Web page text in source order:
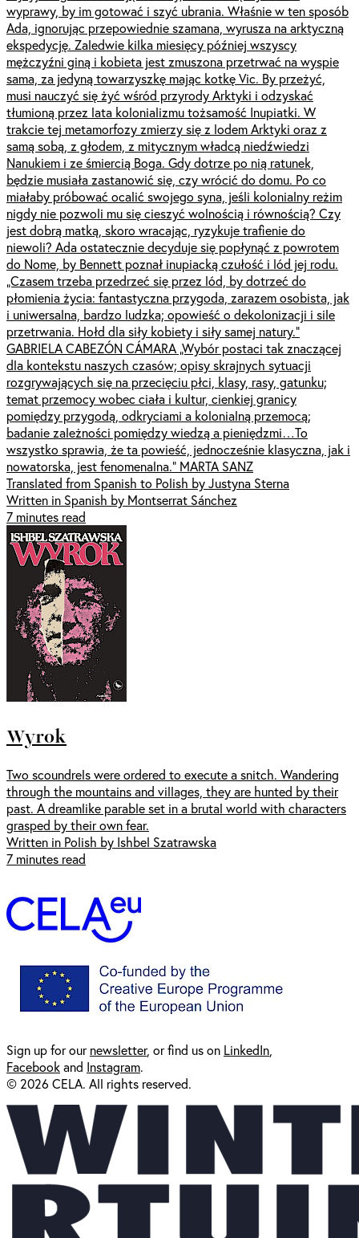
wyprawy, by im gotować i szyć ubrania. Właśnie w ten sposób
Ada, ignorując przepowiednie szamana, wyrusza na arktyczną
ekspedycję. Zaledwie kilka miesięcy później wszyscy
mężczyźni giną i kobieta jest zmuszona przetrwać na wyspie
sama, za jedyną towarzyszkę mając kotkę Vic. By przeżyć,
musi nauczyć się żyć wśród przyrody Arktyki i odzyskać
tłumioną przez lata kolonializmu tożsamość Inupiatki. W
trakcie tej metamorfozy zmierzy się z lodem Arktyki oraz z
samą sobą, z głodem, z mitycznym władcą niedźwiedzi
Nanukiem i ze śmiercią Boga. Gdy dotrze po nią ratunek,
będzie musiała zastanowić się, czy wrócić do domu. Po co
miałaby próbować ocalić swojego syna, jeśli kolonialny reżim
nigdy nie pozwoli mu się cieszyć wolnością i równością? Czy
jest dobrą matką, skoro wracając, ryzykuje trafienie do
niewoli? Ada ostatecznie decyduje się popłynąć z powrotem
do Nome, by Bennett poznał inupiacką czułość i lód jej rodu.
„Czasem trzeba przedrzeć się przez lód, by dotrzeć do
płomienia życia: fantastyczna przygoda, zarazem osobista, jak
i uniwersalna, bardzo ludzka; opowieść o dekolonizacji i sile
przetrwania. Hołd dla siły kobiety i siły samej natury.”
GABRIELA CABEZÓN CÁMARA „Wybór postaci tak znaczącej
dla kontekstu naszych czasów; opisy skrajnych sytuacji
rozgrywających się na przecięciu płci, klasy, rasy, gatunku;
temat przemocy wobec ciała i kultur, cienkiej granicy
pomiędzy przygodą, odkryciami a kolonialną przemocą;
badanie zależności pomiędzy wiedzą a pieniędzmi…To
wszystko sprawia, że ta powieść, jednocześnie klasyczna, jak i
nowatorska, jest fenomenalna.” MARTA SANZ
Translated from Spanish to Polish by Justyna Sterna
Written in Spanish by Montserrat Sánchez
7 minutes read
Wyrok
Two scoundrels were ordered to execute a snitch. Wandering
through the mountains and villages, they are hunted by their
past. A dreamlike parable set in a brutal world with characters
grasped by their own fear.
Written in Polish by Ishbel Szatrawska
7 minutes read
Sign up for ournewsletter, or find us on LinkedIn
Facebookand Instagram.
© 2026 CELA. All rights reserved.